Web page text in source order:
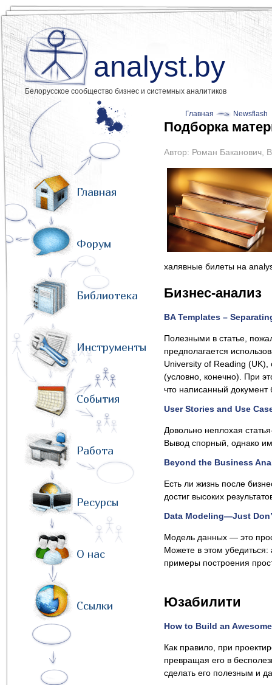
analyst.by
Белорусское сообщество бизнес и системных аналитиков
Главная
Форум
Библиотека
Инструменты
События
Работа
Ресурсы
О нас
Ссылки
Главная Newsflash
Подборка
Автор: Роман Баканович
халявные билеты на
Бизнес-анализ
BA Templates –
Полезными в статье,
предполагается
University of Reading (UK),
(условно, конечно). При
что написанный
User Stories and Use
Довольно неплохая
Вывод спорный, однако
Beyond the Business
Есть ли жизнь после
достиг высоких
Data Modeling—Just
Модель данных — это
Можете в этом
примеры построения
Юзабилити
How to Build an
Как правило, при
превращая его в
сделать его полезным и